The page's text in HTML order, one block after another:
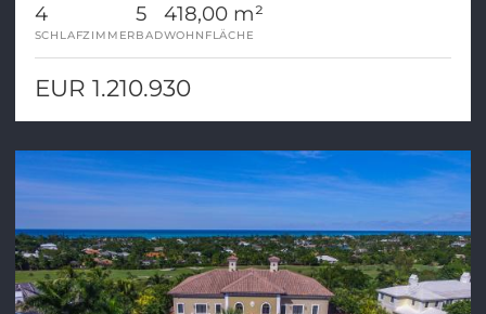
4
SCHLAFZIMMER
5
BAD
418,00 m²
WOHNFLÄCHE
EUR 1.210.930